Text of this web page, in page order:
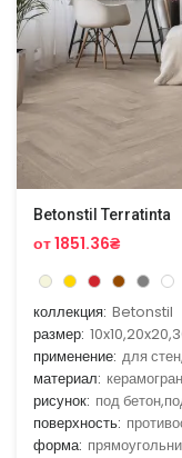
Betonstil Terratinta
от 1851.36₴
коллекция: Betonstil
размер:
применение: для
материал:
рисунок: под
поверхность:
форма: